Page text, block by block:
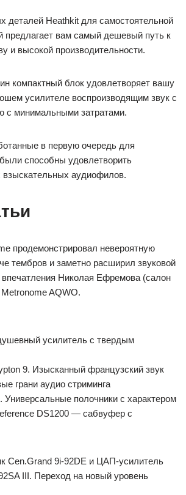
деталей Heathkit для самостоятельной
предлагает вам самый дешевый путь к
и высокой производительности.
компактный блок удовлетворяет вашу
усилителе воспроизводящим звук с
с минимальными затратами.
в первую очередь для
способны удовлетворить
аудиофилов.
продемонстрировал невероятную
тембров и заметно расширил звуковой
Николая Ефремова (салон
AQWO.
усилитель с твердым
9. Изысканный французский звук
грани аудио стриминга
Универсальные полочники с характером
DS1200 — сабвуфер с
Cen.Grand 9i-92DE и ЦАП-усилитель
III. Переход на новый уровень